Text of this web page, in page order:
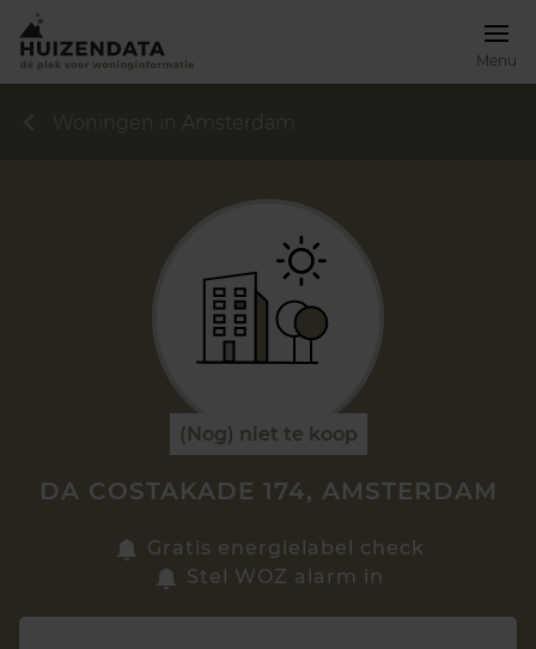
Menu
Zoek een woning
Woningen in Amsterdam
(Nog) niet te koop
DA COSTAKADE 174, AMSTERDAM
Gratis energielabel check
Stel WOZ alarm in